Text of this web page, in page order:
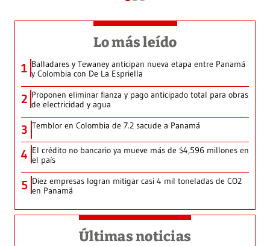
Lo más leído
1 Balladares y Tewaney anticipan nueva etapa entre Panamá
y Colombia con De La Espriella
2 Proponen eliminar fianza y pago anticipado total para obras
de electricidad y agua
3 Temblor en Colombia de 7.2 sacude a Panamá
4 El crédito no bancario ya mueve más de $4,596 millones en
el país
5 Diez empresas logran mitigar casi 4 mil toneladas de CO2
en Panamá
Últimas noticias